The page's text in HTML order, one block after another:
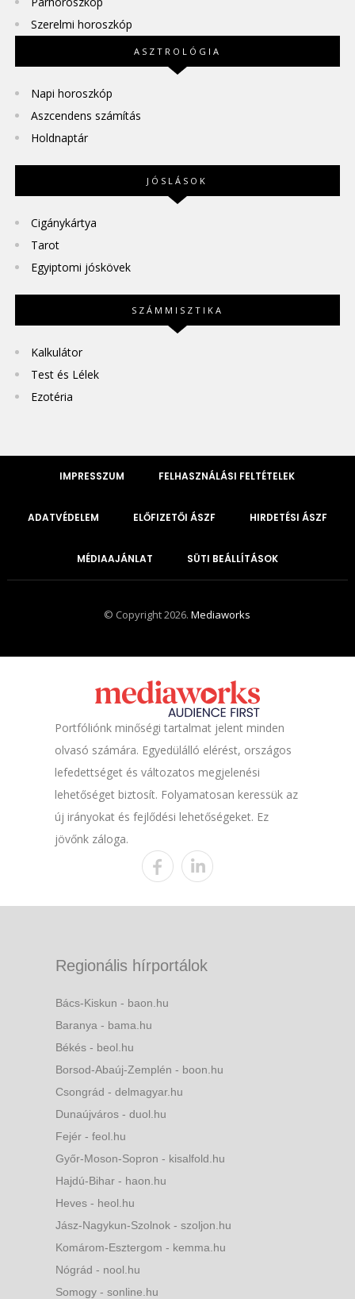
Szerelmi horoszkóp
ASZTROLÓGIA
Napi horoszkóp
Aszcendens számítás
Holdnaptár
JÓSLÁSOK
Cigánykártya
Tarot
Egyiptomi jóskövek
SZÁMMISZTIKA
Kalkulátor
Test és Lélek
Ezotéria
IMPRESSZUM FELHASZNÁLÁSI FELTÉTELEK
ADATVÉDELEM ELŐFIZETŐI ÁSZF HIRDETÉSI ÁSZF
MÉDIAAJÁNLAT SÜTI BEÁLLÍTÁSOK
© Copyright 2026.Mediaworks
Portfóliónk minőségi tartalmat jelent minden
olvasó számára. Egyedülálló elérést, országos
lefedettséget és változatos megjelenési
lehetőséget biztosít. Folyamatosan keressük az
új irányokat és fejlődési lehetőségeket. Ez
jövőnk záloga.
Regionális hírportálok
Bács-Kiskun - baon.hu
Baranya - bama.hu
Békés - beol.hu
Borsod-Abaúj-Zemplén - boon.hu
Csongrád - delmagyar.hu
Dunaújváros - duol.hu
Fejér - feol.hu
Győr-Moson-Sopron - kisalfold.hu
Hajdú-Bihar - haon.hu
Heves - heol.hu
Jász-Nagykun-Szolnok - szoljon.hu
Komárom-Esztergom - kemma.hu
Nógrád - nool.hu
Somogy - sonline.hu